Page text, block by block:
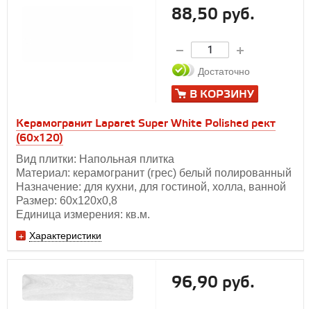
Керамогранит Laparet Super White Polished рект
(60х120)
Вид плитки: Напольная плитка
Материал: керамогранит (грес) белый полированный
Назначение: для кухни, для гостиной, холла, ванной
Размер: 60x120x0,8
Единица измерения: кв.м.
Характеристики
88,50 руб.
Достаточно
В КОРЗИНУ
96,90 руб.